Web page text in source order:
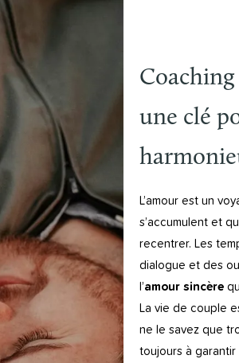
une clé
L’amour est un
s’accumulent et
recentrer. Les
dialogue et des
l’amour sincère
La vie de couple
ne le savez que
toujours à